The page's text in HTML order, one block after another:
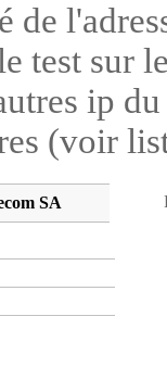
de
test sur
ip
(voir
SA